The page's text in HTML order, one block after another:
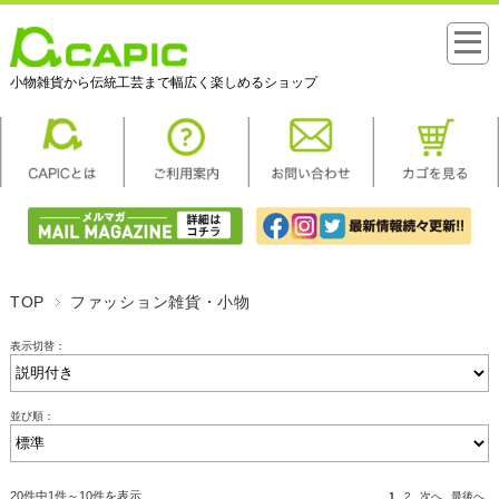
小物雑貨から伝統工芸まで幅広く楽しめるショップ
TOP ファッション雑貨・小物
表示切替：
並び順：
20件中1件～10件を表示